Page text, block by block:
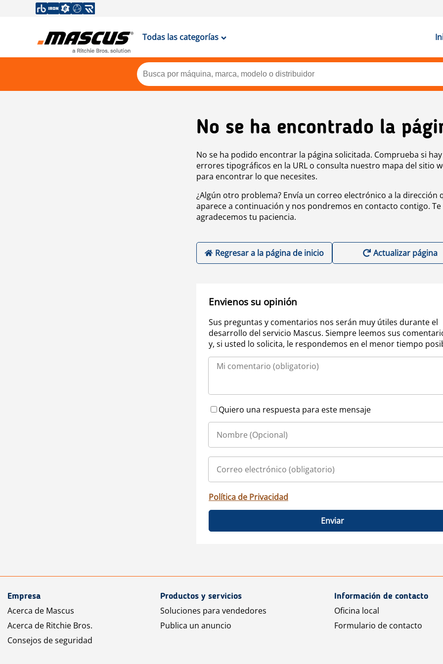
Todas las categorías
No se ha encontrado la
No se ha podido encontrar la página solicitada. Comprueba si hay
errores tipográficos en la URL o consulta nuestro mapa del sitio
para encontrar lo que necesites.
¿Algún otro problema? Envía un correo electrónico a la dirección
aparece a continuación y nos pondremos en contacto contigo. Te
agradecemos tu paciencia.
Regresar a la página de inicio Actualizar página
Envienos su opinión
Sus preguntas y comentarios nos serán muy útiles durante el
desarrollo del servicio Mascus. Siempre leemos sus
y, si usted lo solicita, le respondemos en el menor tiempo
Quiero una respuesta para este mensaje
Política de Privacidad
Enviar
Empresa
Acerca de Mascus
Acerca de Ritchie Bros.
Consejos de seguridad
Productos y servicios
Soluciones para vendedores
Publica un anuncio
Información de contacto
Oficina local
Formulario de contacto